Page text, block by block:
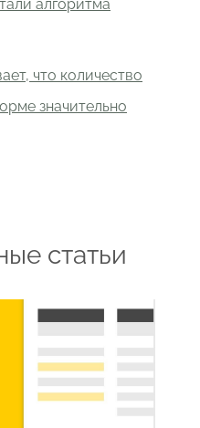
алгоритма
что количество
значительно
статьи